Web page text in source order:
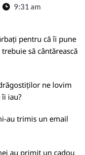
9:31 am
pentru că îi pune
să cântărească
ne lovim
iau?
au trimis un email
au primit un cadou